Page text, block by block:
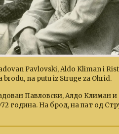
Pavlovski, Aldo Kliman i
brodu, na putu iz Struge za Ohrid.
Павловски, Алдо Климан
година. На брод, на пат од